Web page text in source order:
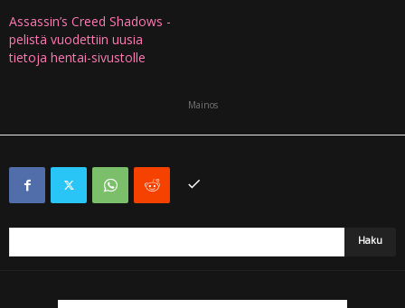
Assassin’s Creed Shadows -
pelistä vuodettiin uusia
tietoja hentai-sivustolle
Mainos